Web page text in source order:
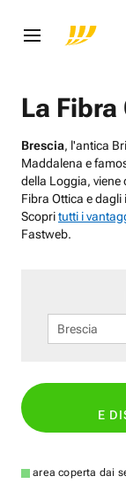
La
Brescia, l'antica
Maddalena e
della Loggia,
Fibra Ottica e
Scopritutti i
Fastweb.
Brescia
E
area coperta dai